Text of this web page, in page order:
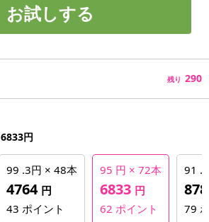
お試しする
残り 290
6833円
99 .3円 × 48本
4764 円
43 ポイント
95 円 × 72本
6833 円
62 ポイント
91
79